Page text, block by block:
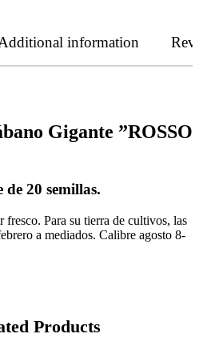
information
Gigante ”ROSSO
20 semillas.
fresco. Para su tierra de cultivos, las
a mediados. Calibre agosto 8-
Products